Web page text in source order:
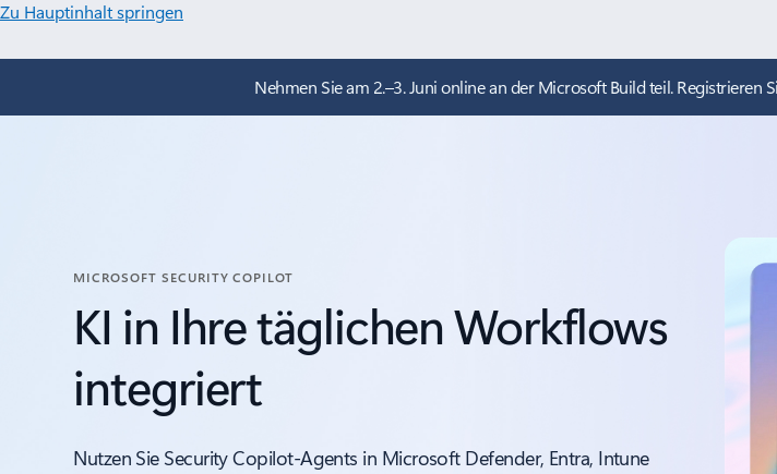
Zu Hauptinhalt springen
Nehmen Sie am 2.–3. Juni online an der Microsoft Build teil. Registrieren
MICROSOFT SECURITY COPILOT
KI in Ihre täglichen Workflows
integriert
Nutzen Sie Security Copilot-Agents in Microsoft Defender, Entra, Intune